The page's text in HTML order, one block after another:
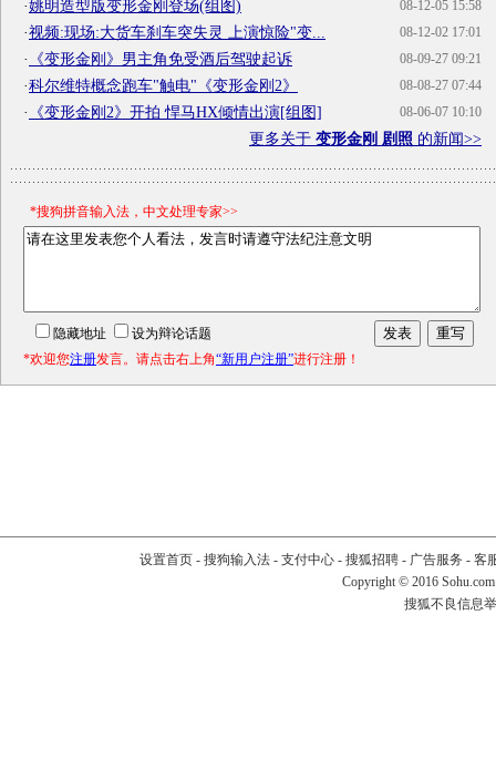
08-12-05 15:58
·姚明造型版变形金刚登场(组图)
08-12-02 17:01
·视频:现场:大货车刹车突失灵 上演惊险"变...
08-09-27 09:21
· 《变形金刚》男主角免受酒后驾驶起诉
08-08-27 07:44
·科尔维特概念跑车"触电"《变形金刚2》
08-06-07 10:10
·
《变形金刚2》开拍 悍马HX倾情出演[组图]
更多关于 变形金刚 剧照 的新闻>>
*搜狗拼音输入法，中文处理专家>>
隐藏地址
设为辩论话题
*欢迎您注册发言。请点击右上角“新用户注册”进行注册！
设置首页- 搜狗输入法- 支付中心- 搜狐招聘- 广告服务 - 客
Copyright © 2016
搜狐不良信息